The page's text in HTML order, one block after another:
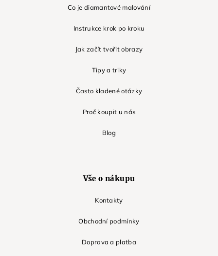
Co je diamantové malování
Instrukce krok po kroku
Jak začít tvořit obrazy
Tipy a triky
Často kladené otázky
Proč koupit u nás
Blog
Vše o nákupu
Kontakty
Obchodní podmínky
Doprava a platba